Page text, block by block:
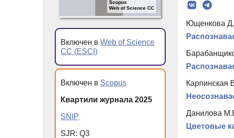
Ющенкова
Данилова
Цветовые
Scopus
Web of Science CC
Включен в Web of Science
CC (ESCI)
Включен в Scopus
Квартили журнала 2025
SNIP
SJR: Q3